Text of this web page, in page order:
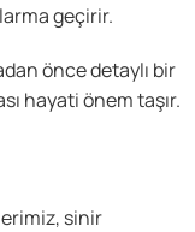
geçirir.
önce detaylı bir
hayati önem taşır.
sinir